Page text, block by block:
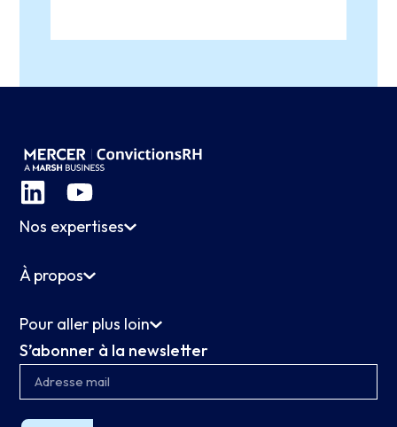
Nos expertises
À propos
Pour aller plus loin
S’abonner à la newsletter